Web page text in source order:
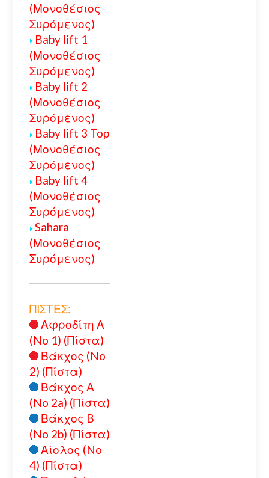
(Μονοθέσιος
Συρόμενος)
Baby lift 1
(Μονοθέσιος
Συρόμενος)
Baby lift 2
(Μονοθέσιος
Συρόμενος)
Baby lift 3 Top
(Μονοθέσιος
Συρόμενος)
Baby lift 4
(Μονοθέσιος
Συρόμενος)
Sahara
(Μονοθέσιος
Συρόμενος)
ΠΙΣΤΕΣ:
Αφροδίτη Α
(No 1) (Πίστα)
Βάκχος (No
2) (Πίστα)
Βάκχος A
(No 2a) (Πίστα)
Βάκχος B
(No 2b) (Πίστα)
Αίολος (No
4) (Πίστα)